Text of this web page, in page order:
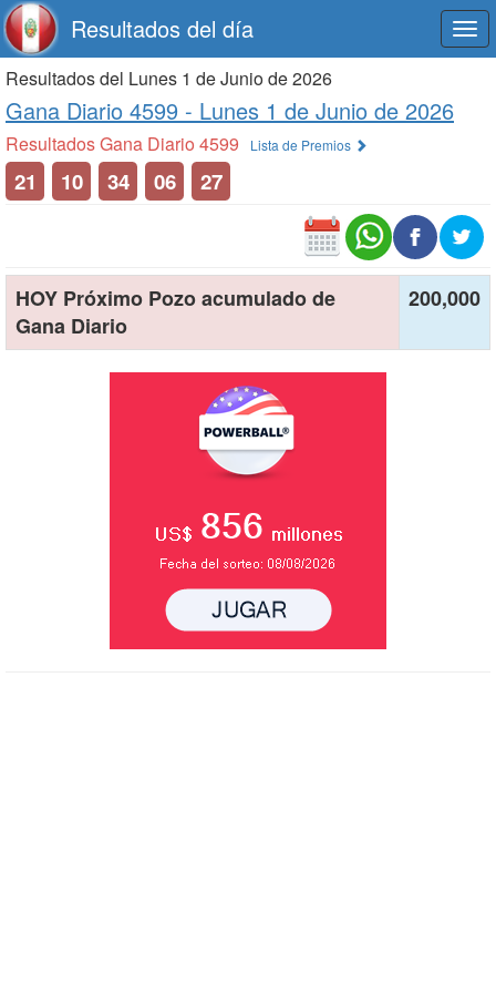
Resultados del día
Resultados del Lunes 1 de Junio de 2026
Gana Diario 4599 - Lunes 1 de Junio de 2026
Resultados Gana Diario 4599 Lista de Premios
21 10 34 06 27
HOY Próximo Pozo acumulado de
Gana Diario
200,000